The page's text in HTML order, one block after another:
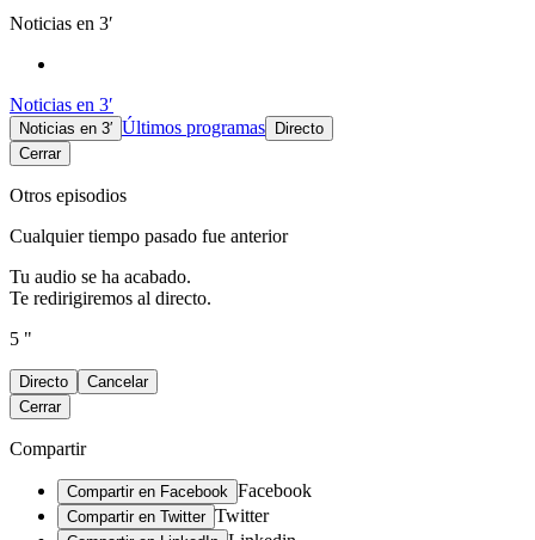
Noticias en 3′
Noticias en 3′
Noticias en 3′ Últimos programas
Directo
Cerrar
Otros episodios
Cualquier tiempo pasado fue anterior
Tu audio se ha acabado.
Te redirigiremos al directo.
5 "
Directo
Cancelar
Cerrar
Compartir
Compartir en Facebook Facebook
Compartir en Twitter Twitter